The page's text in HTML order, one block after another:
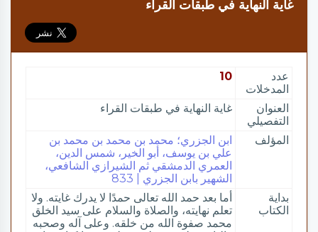
غاية النهاية في طبقات القراء
عدد
المدخلات
10
العنوان
التفصيلي
غاية النهاية في طبقات القراء
المؤلف
ابن الجزري؛ محمد بن محمد بن محمد بن
علي بن يوسف، أبو الخير، شمس الدين،
العمري الدمشقي ثم الشيرازي الشافعي،
الشهير بابن الجزري | 833
بداية
الكتاب
أما بعد حمد الله تعالى حمدًا لا يدرك غايته. ولا
تعلم نهايته، والصلاة والسلام على سيد الخلق
محمد صفوة الله من خلقه. وعلى آله وصحبه